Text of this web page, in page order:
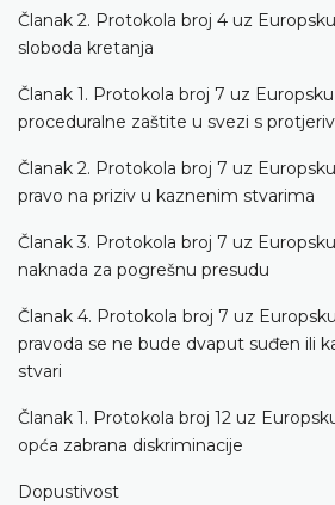
Članak 2. Protokola broj 4 uz
sloboda kretanja
Članak 1. Protokola broj 7 uz
proceduralne zaštite u svezi s
Članak 2. Protokola broj 7 uz
pravo na priziv u kaznenim stvarima
Članak 3. Protokola broj 7 uz
naknada za pogrešnu presudu
Članak 4. Protokola broj 7 uz
pravoda se ne bude dvaput suđen ili
stvari
Članak 1. Protokola broj 12 uz
opća zabrana diskriminacije
Dopustivost